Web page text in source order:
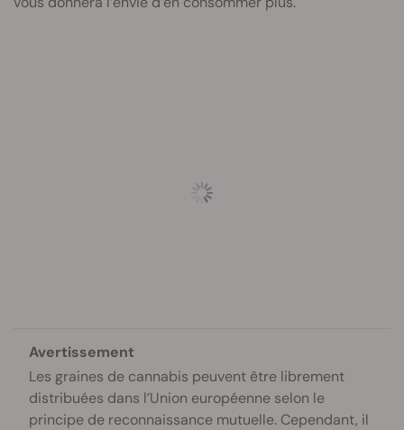
Avertissement
Les graines de cannabis peuvent être librement
distribuées dans l’Union européenne selon le
principe de reconnaissance mutuelle. Cependant, il